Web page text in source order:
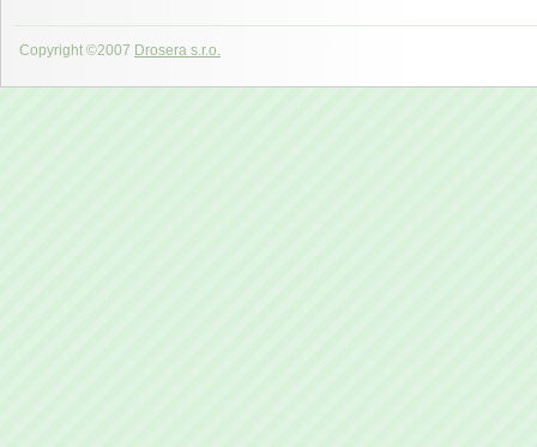
Copyright ©2007 Drosera s.r.o.